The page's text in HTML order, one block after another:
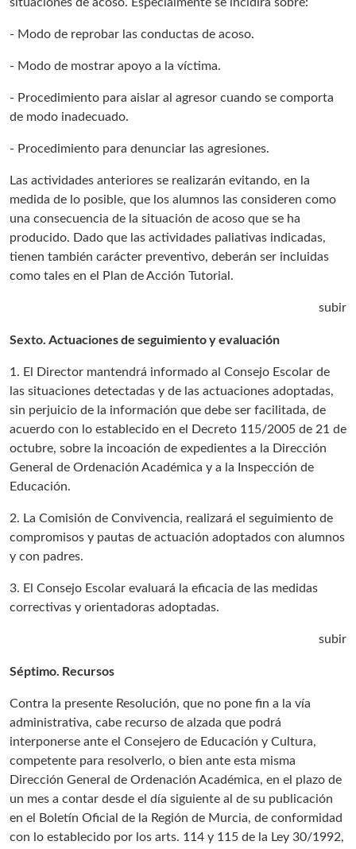
- Modo de reprobar las conductas de acoso.
- Modo de mostrar apoyo a la víctima.
- Procedimiento para aislar al agresor cuando se comporta
de modo inadecuado.
- Procedimiento para denunciar las agresiones.
Las actividades anteriores se realizarán evitando, en la
medida de lo posible, que los alumnos las consideren como
una consecuencia de la situación de acoso que se ha
producido. Dado que las actividades paliativas indicadas,
tienen también carácter preventivo, deberán ser incluidas
como tales en el Plan de Acción Tutorial.
subir
Sexto. Actuaciones de seguimiento y evaluación
1. El Director mantendrá informado al Consejo Escolar de
las situaciones detectadas y de las actuaciones adoptadas,
sin perjuicio de la información que debe ser facilitada, de
acuerdo con lo establecido en el Decreto 115/2005 de 21 de
octubre, sobre la incoación de expedientes a la Dirección
General de Ordenación Académica y a la Inspección de
Educación.
2. La Comisión de Convivencia, realizará el seguimiento de
compromisos y pautas de actuación adoptados con alumnos
y con padres.
3. El Consejo Escolar evaluará la eficacia de las medidas
correctivas y orientadoras adoptadas.
subir
Séptimo. Recursos
Contra la presente Resolución, que no pone fin a la vía
administrativa, cabe recurso de alzada que podrá
interponerse ante el Consejero de Educación y Cultura,
competente para resolverlo, o bien ante esta misma
Dirección General de Ordenación Académica, en el plazo de
un mes a contar desde el día siguiente al de su publicación
en el Boletín Oficial de la Región de Murcia, de conformidad
con lo establecido por los arts. 114 y 115 de la Ley 30/1992,